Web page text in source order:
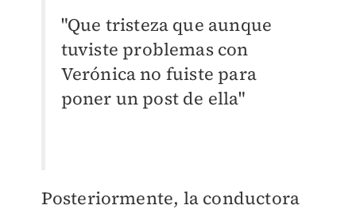
"Que tristeza que aunque
tuviste problemas con
Verónica no fuiste para
poner un post de ella"
Posteriormente, la conductora